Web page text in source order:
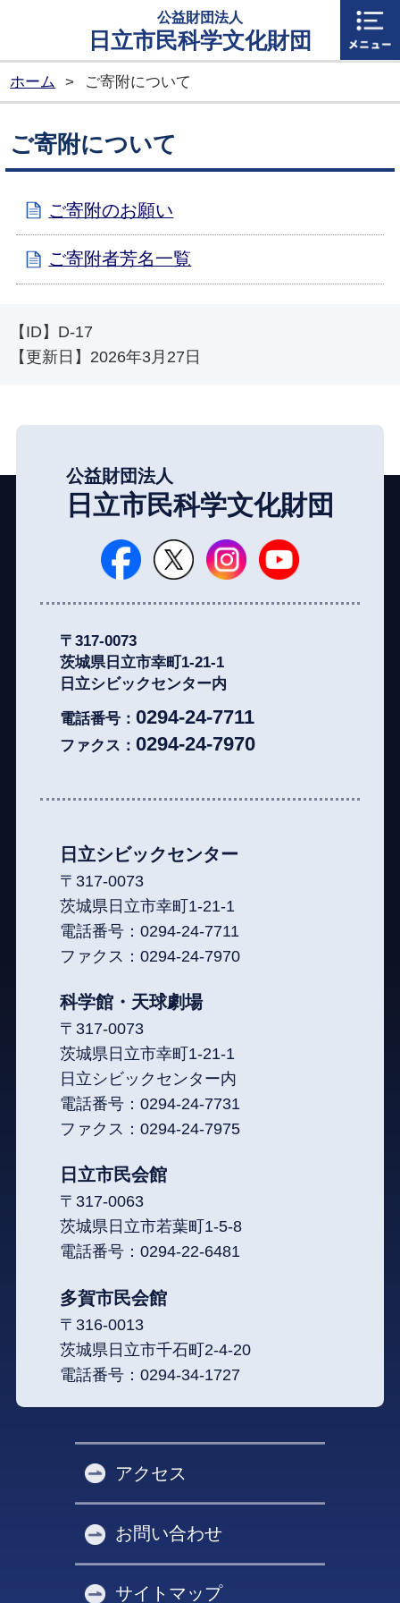
公益財団法人
日立市民科学文化財団
ホーム > ご寄附について
ご寄附について
ご寄附のお願い
ご寄附者芳名一覧
【ID】 D-17
【更新日】 2026年3月27日
公益財団法人
日立市民科学文化財団
日立シビックセンター公式
日立シビックセンター
日立シビックセ
〒317-0073
茨城県日立市幸町1-21-1
日立シビックセンター内
電話番号：0294-24-7711
ファクス：0294-24-7970
日立シビックセンター
〒317-0073
茨城県日立市幸町1-21-1
電話番号：0294-24-7711
ファクス：0294-24-7970
科学館・天球劇場
〒317-0073
茨城県日立市幸町1-21-1
日立シビックセンター内
電話番号：0294-24-7731
ファクス：0294-24-7975
日立市民会館
〒317-0063
茨城県日立市若葉町1-5-8
電話番号：0294-22-6481
多賀市民会館
〒316-0013
茨城県日立市千石町2-4-20
電話番号：0294-34-1727
アクセス
お問い合わせ
サイトマップ